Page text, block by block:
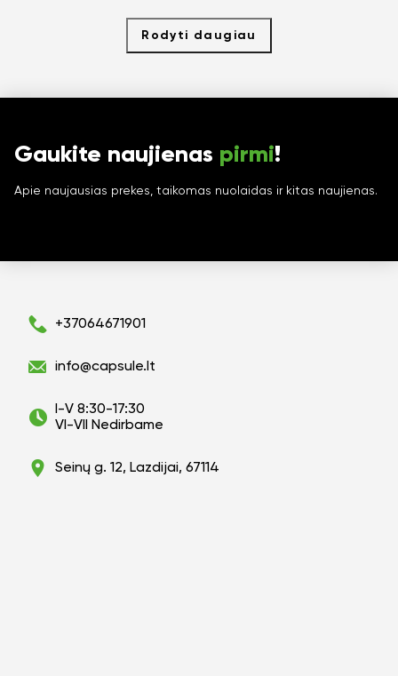
Rodyti daugiau
Gaukite naujienas pirmi!
Apie naujausias prekes, taikomas nuolaidas ir kitas naujienas.
+37064671901
info@capsule.lt
I-V 8:30-17:30
VI-VII Nedirbame
Seinų g. 12, Lazdijai, 67114